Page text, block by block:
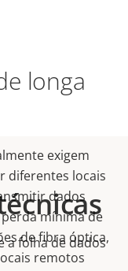
longa
exigem
diferentes locais
dados
mínima de
de fibra óptica,
remotos
a folha de dados